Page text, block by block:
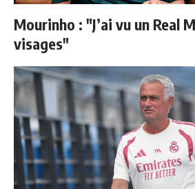
Mourinho : "J’ai vu un Real
visages"